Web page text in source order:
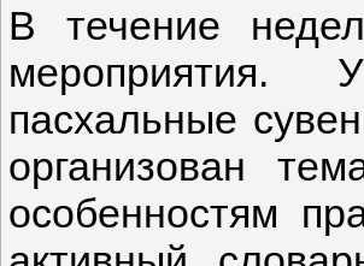
В течение
мероприятия.
пасхальные
организован
особенностям